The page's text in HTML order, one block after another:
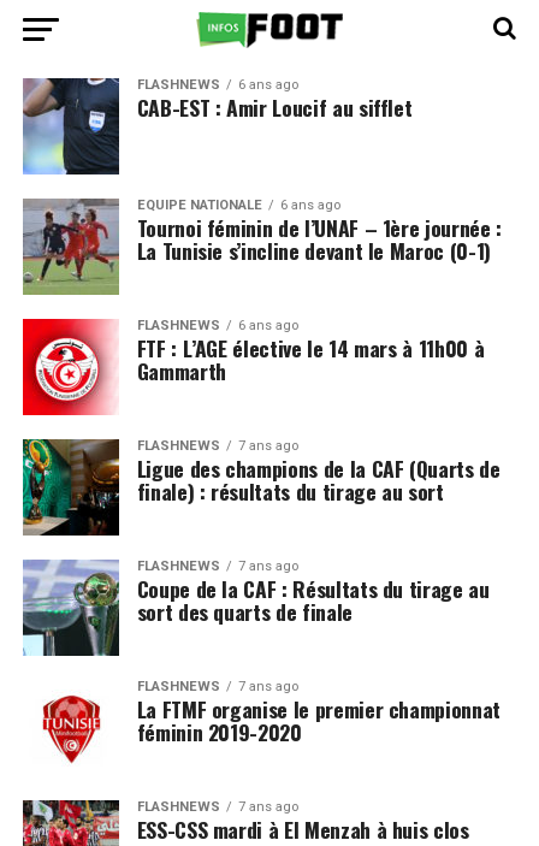
FLASHNEWS 6 ans ago
CAB-EST : Amir Loucif au sifflet
EQUIPE NATIONALE 6 ans ago
Tournoi féminin de l’UNAF – 1ère journée :
La Tunisie s’incline devant le Maroc (0-1)
FLASHNEWS 6 ans ago
FTF : L’AGE élective le 14 mars à 11h00 à
Gammarth
FLASHNEWS 7 ans ago
Ligue des champions de la CAF (Quarts de
finale) : résultats du tirage au sort
FLASHNEWS 7 ans ago
Coupe de la CAF : Résultats du tirage au
sort des quarts de finale
FLASHNEWS 7 ans ago
La FTMF organise le premier championnat
féminin 2019-2020
FLASHNEWS 7 ans ago
ESS-CSS mardi à El Menzah à huis clos